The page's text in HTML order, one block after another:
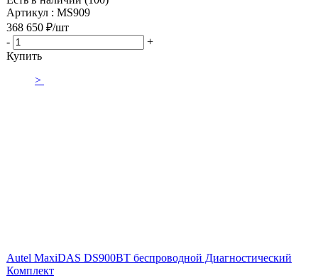
Артикул : MS909
368 650 ₽/шт
-
+
Купить
>
Autel MaxiDAS DS900BT беспроводной Диагностический
Комплект